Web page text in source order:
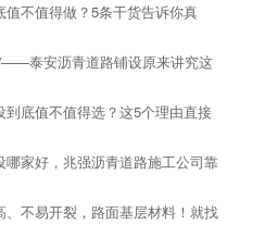
值不值得做？5条干货告诉你真
泰安沥青道路铺设原来讲究这
到底值不值得选？这5个理由直接
哪家好，兆强沥青道路施工公司靠
、不易开裂，路面基层材料！就找